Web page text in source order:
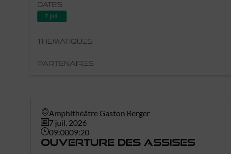
DATES
7 juil.
THÈMATIQUES
PARTENAIRES
Amphithéâtre Gaston Berger
7 juil. 2026
09:0009:20
Ouverture des Assises